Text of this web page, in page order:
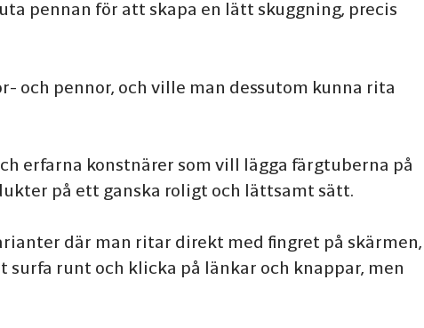
pennan för att skapa en lätt skuggning, precis
och pennor, och ville man dessutom kunna rita
erfarna konstnärer som vill lägga färgtuberna på
på ett ganska roligt och lättsamt sätt.
där man ritar direkt med fingret på skärmen,
runt och klicka på länkar och knappar, men